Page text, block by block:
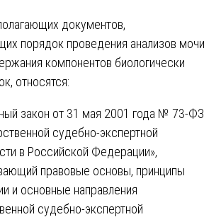
документов,
порядок проведения анализов мочи
компонентов биологически
относятся:
закон от 31 мая 2001 года № 73-ФЗ
судебно-экспертной
в Российской Федерации»,
правовые основы, принципы
и основные направления
судебно-экспертной